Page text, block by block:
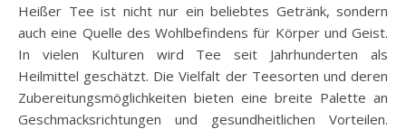
Heißer Tee ist nicht nur ein beliebtes Getränk, sondern
auch eine Quelle des Wohlbefindens für Körper und Geist.
In vielen Kulturen wird Tee seit Jahrhunderten als
Heilmittel geschätzt. Die Vielfalt der Teesorten und deren
Zubereitungsmöglichkeiten bieten eine breite Palette an
Geschmacksrichtungen und gesundheitlichen Vorteilen.